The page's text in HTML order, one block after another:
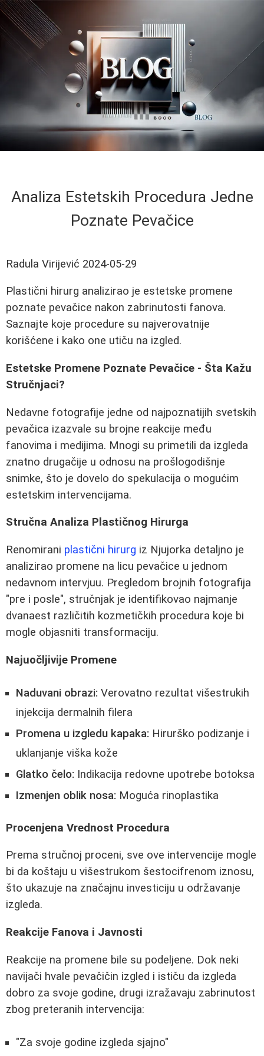
Analiza Estetskih Procedura Jedne
Poznate Pevačice
Radula Virijević 2024-05-29
Plastični hirurg analizirao je estetske promene
poznate pevačice nakon zabrinutosti fanova.
Saznajte koje procedure su najverovatnije
korišćene i kako one utiču na izgled.
Estetske Promene Poznate Pevačice - Šta Kažu
Stručnjaci?
Nedavne fotografije jedne od najpoznatijih svetskih
pevačica izazvale su brojne reakcije među
fanovima i medijima. Mnogi su primetili da izgleda
znatno drugačije u odnosu na prošlogodišnje
snimke, što je dovelo do spekulacija o mogućim
estetskim intervencijama.
Stručna Analiza Plastičnog Hirurga
Renomirani plastični hirurg iz Njujorka detaljno je
analizirao promene na licu pevačice u jednom
nedavnom intervjuu. Pregledom brojnih fotografija
"pre i posle", stručnjak je identifikovao najmanje
dvanaest različitih kozmetičkih procedura koje bi
mogle objasniti transformaciju.
Najuočljivije Promene
Naduvani obrazi: Verovatno rezultat višestrukih
injekcija dermalnih filera
Promena u izgledu kapaka: Hirurško podizanje i
uklanjanje viška kože
Glatko čelo: Indikacija redovne upotrebe botoksa
Izmenjen oblik nosa: Moguća rinoplastika
Procenjena Vrednost Procedura
Prema stručnoj proceni, sve ove intervencije mogle
bi da koštaju u višestrukom šestocifrenom iznosu,
što ukazuje na značajnu investiciju u održavanje
izgleda.
Reakcije Fanova i Javnosti
Reakcije na promene bile su podeljene. Dok neki
navijači hvale pevačičin izgled i ističu da izgleda
dobro za svoje godine, drugi izražavaju zabrinutost
zbog preteranih intervencija:
"Za svoje godine izgleda sjajno"